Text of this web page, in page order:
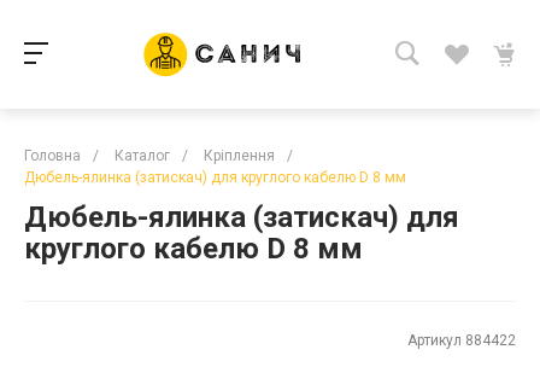
Головна / Каталог / Кріплення
/
Дюбель-ялинка (затискач) для круглого кабелю D 8 мм
Дюбель-ялинка (затискач) для
круглого кабелю D 8 мм
Артикул 884422